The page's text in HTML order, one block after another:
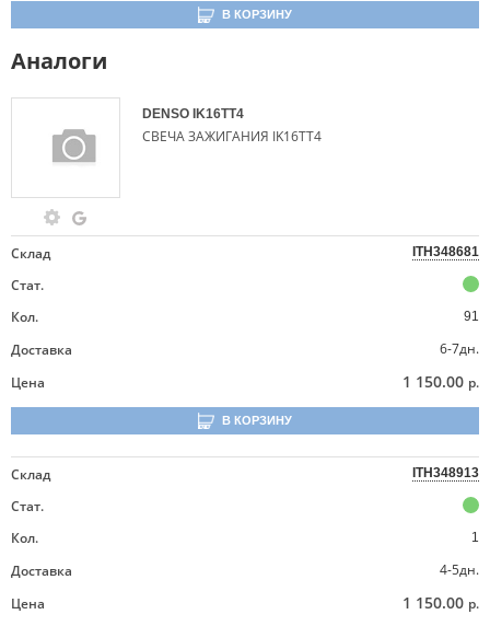
В КОРЗИНУ
Аналоги
DENSO IK16TT4
СВЕЧА ЗАЖИГАНИЯ IK16TT4
Склад ITH348681
Стат.
Кол.
91
Доставка
6-7дн.
Цена
1 150.00 р.
В КОРЗИНУ
Склад ITH348913
Стат.
Кол.
1
Доставка
4-5дн.
Цена
1 150.00 р.